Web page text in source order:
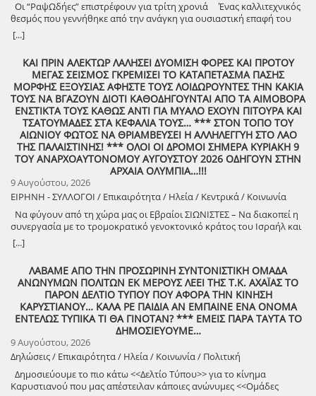
Οι “ΡαψΩδήες” επιστρέφουν για τρίτη χρονιά Ένας καλλιτεχνικός
θεσμός που γεννήθηκε από την ανάγκη για ουσιαστική επαφή του
ανθρώπου, με τον λόγο και την μουσική. Πιστοί στο όραμά μας για
συμμετοχική καλλιτεχνική έκφραση, συνεχίζουμε να βλέπουμε τον
ευελπιστούμε να είναι μια συνάντηση ανθρώπων, μια κοινή ανάσα,
μια υπενθύμιση ότι ο πολιτισμός γεννιέται εκεί όπου μοιραζόμαστε,
ακούμε και δημιουργούμε μαζί. Την Δευτέρα 10 Αυγούστου, στις
21:00 , στήνουμε ξανά ένα Συμπόσιον Τέχνης, με «Ιστορίες και
Τραγούδια» , στον ξεχωριστό χώρο της πέτρινης εκκλησίας στα
Λαστέικα. Σας περιμένουμε κοντά μας! Γιάννης Κορίζης – Δημήτρης
Κορίζης Με την υποστήριξη του Δήμος Πύργου / Municipality Of
Pyrgos 2024 -2028
[...]
ΚΑΙ ΠΡΙΝ ΑΛΕΚΤΩΡ ΛΑΛΗΣΕΙ ΔΥΟΜΙΣΗ ΦΟΡΕΣ ΚΑΙ ΠΡΟΤΟΥ
ΜΕΓΑΣ ΣΕΙΣΜΟΣ ΓΚΡΕΜΙΣΕΙ ΤΟ ΚΑΤΑΠΕΤΑΣΜΑ ΠΑΣΗΣ
ΜΟΡΦΗΣ ΕΞΟΥΣΙΑΣ ΑΦΗΣΤΕ ΤΟΥΣ ΛΟΙΔΩΡΟΥΝΤΕΣ ΤΗΝ ΚΑΚΙΑ
ΤΟΥΣ ΝΑ ΒΓΑΖΟΥΝ ΔΙΟΤΙ ΚΑΘΟΔΗΓΟΥΝΤΑΙ ΑΠΟ ΤΑ ΑΙΜΟΒΟΡΑ
ΕΝΣΤΙΚΤΑ ΤΟΥΣ ΚΑΘΩΣ ΑΝΤΙ ΓΙΑ ΜΥΑΛΟ ΕΧΟΥΝ ΠΙΤΟΥΡΑ ΚΑΙ
ΤΣΑΤΟΥΜΑΔΕΣ ΣΤΑ ΚΕΦΑΛΙΑ ΤΟΥΣ… *** ΣΤΟΝ ΤΟΠΟ ΤΟΥ
ΑΙΩΝΙΟΥ ΦΩΤΟΣ ΝΑ ΘΡΙΑΜΒΕΥΣΕΙ Η ΑΛΛΗΛΕΓΓΥΗ ΣΤΟ ΛΑΟ
ΤΗΣ ΠΑΛΑΙΣΤΙΝΗΣ! *** ΟΛΟΙ ΟΙ ΔΡΟΜΟΙ ΣΗΜΕΡΑ ΚΥΡΙΑΚΗ 9
ΤΟΥ ΑΝΑΡΧΟΑΥΤΟΝΟΜΟΥ ΑΥΓΟΥΣΤΟΥ 2026 ΟΔΗΓΟΥΝ ΣΤΗΝ
ΑΡΧΑΙΑ ΟΛΥΜΠΙΑ…!!!
9 Αυγούστου, 2026
ΕΙΡΗΝΗ - ΣΥΛΛΟΓΟΙ / Επικαιρότητα / Ηλεία / Κεντρικά / Κοινωνία
Να φύγουν από τη χώρα μας οι Εβραίοι ΣΙΩΝΙΣΤΕΣ – Να διακοπεί η
συνεργασία με το τρομοκρατικό γενοκτονικό κράτος του Ισραήλ και
φέρτε πίσω στην Ελλάδα από τη Σαουδική Αραβία τους ελληνικούς
patriot!!
[...]
ΛΑΒΑΜΕ ΑΠΟ ΤΗΝ ΠΡΟΣΩΡΙΝΗ ΣΥΝΤΟΝΙΣΤΙΚΗ ΟΜΑΔΑ
ΑΝΩΝΥΜΩΝ ΠΟΛΙΤΩΝ ΕΚ ΜΕΡΟΥΣ ΛΕΕΙ ΤΗΣ Τ.Κ. ΑΧΑΪΑΣ ΤΟ
ΠΑΡΟΝ ΔΕΛΤΙΟ ΤΥΠΟΥ ΠΟΥ ΑΦΟΡΑ ΤΗΝ ΚΙΝΗΣΗ
ΚΑΡΥΣΤΙΑΝΟΥ… ΚΑΛΑ ΡΕ ΠΑΙΔΙΑ ΑΝ ΕΜΠΑΙΝΕ ΕΝΑ ΟΝΟΜΑ
ΕΝΤΕΛΩΣ ΤΥΠΙΚΑ ΤΙ ΘΑ ΓΙΝΟΤΑΝ? *** ΕΜΕΙΣ ΠΑΡΑ ΤΑΥΤΑ ΤΟ
ΔΗΜΟΣΙΕΥΟΥΜΕ…
9 Αυγούστου, 2026
Δηλώσεις / Επικαιρότητα / Ηλεία / Κοινωνία / Πολιτική
Δημοσιεύουμε το πιο κάτω <<Δελτίο Τύπου>> για το κίνημα
Καρυστιανού που μας απέστειλαν κάποιες ανώνυμες <<Ομάδες